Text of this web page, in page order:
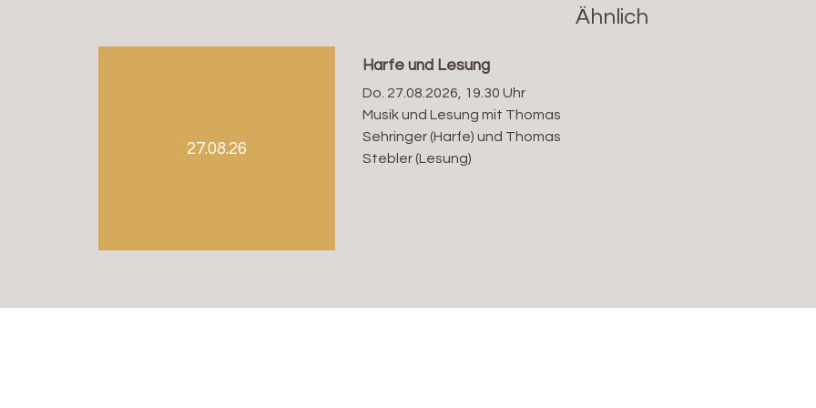
Ähnlich
27.08.26
Harfe und Lesung
Do. 27.08.2026, 19.30 Uhr
Musik und Lesung mit Thomas
Sehringer (Harfe) und Thomas
Stebler (Lesung)